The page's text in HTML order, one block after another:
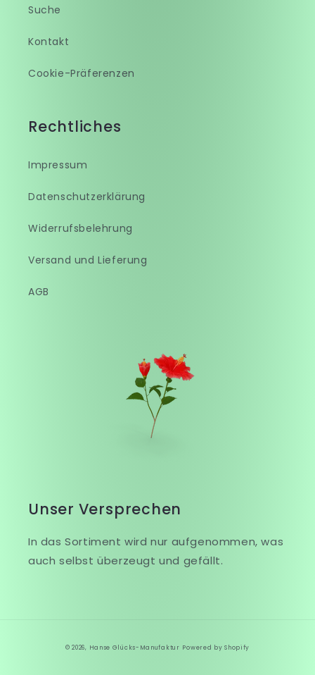
Suche
Kontakt
Cookie-Präferenzen
Rechtliches
Impressum
Datenschutzerklärung
Widerrufsbelehrung
Versand und Lieferung
AGB
Unser Versprechen
In das Sortiment wird nur aufgenommen, was
auch selbst überzeugt und gefällt.
© 2026, Hanse Glücks-Manufaktur Powered by Shopify